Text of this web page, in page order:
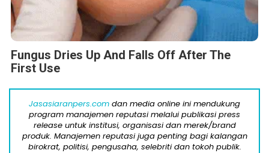
Fungus Dries Up And Falls Off After The
First Use
Jasasiaranpers.com dan media online ini mendukung
program manajemen reputasi melalui publikasi press
release untuk institusi, organisasi dan merek/brand
produk. Manajemen reputasi juga penting bagi kalangan
birokrat, politisi, pengusaha, selebriti dan tokoh publik.